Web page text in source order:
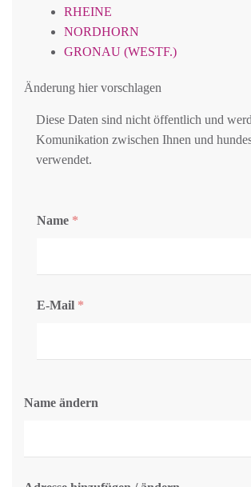
RHEINE
NORDHORN
GRONAU (WESTF.)
Änderung hier vorschlagen
Diese Daten sind nicht öffentlich und
Komunikation zwischen Ihnen und
verwendet.
Name *
E-Mail *
Name ändern